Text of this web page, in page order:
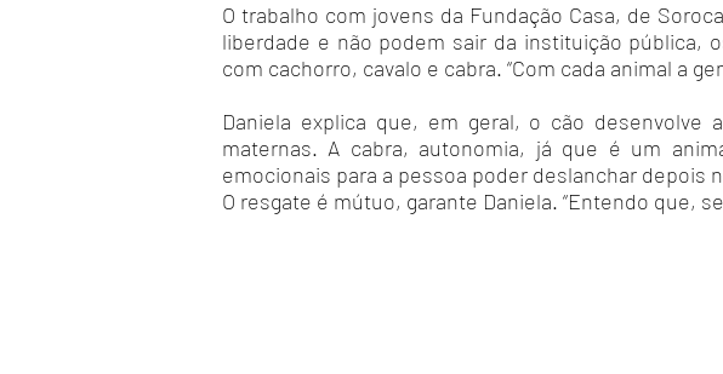
O trabalho com jovens da Fundação Casa, de
liberdade e não podem sair da instituição pública,
com cachorro, cavalo e cabra. “Com cada animal a
Daniela explica que, em geral, o cão desenvolve
maternas. A cabra, autonomia, já que é um
emocionais para a pessoa poder deslanchar depois
O resgate é mútuo, garante Daniela. “Entendo que,